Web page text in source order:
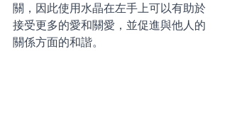
關，因此使用水晶在左手上可以有助於
接受更多的愛和關愛，並促進與他人的
關係方面的和諧。